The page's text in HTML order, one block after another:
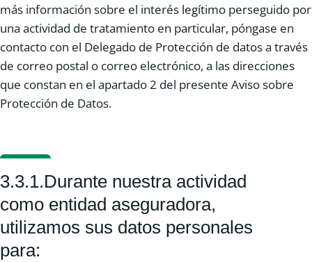
más información sobre el interés legítimo perseguido por
una actividad de tratamiento en particular, póngase en
contacto con el Delegado de Protección de datos a través
de correo postal o correo electrónico, a las direcciones
que constan en el apartado 2 del presente Aviso sobre
Protección de Datos.
3.3.1.Durante nuestra actividad
como entidad aseguradora,
utilizamos sus datos personales
para: